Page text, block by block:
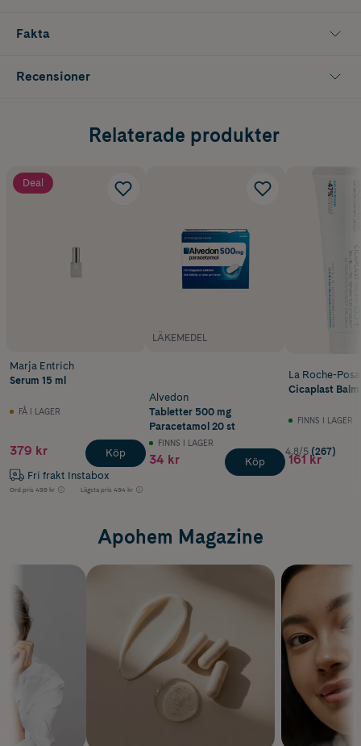
Fakta
Recensioner
Relaterade produkter
Deal
Marja Entrich
Serum 15 ml
FÅ I LAGER
379 kr
Fri frakt Instabox
Ord.pris 499 kr Lägsta pris 494 kr
Köp
LÄKEMEDEL
Alvedon
Tabletter 500 mg
Paracetamol 20 st
FINNS I LAGER
34 kr Köp
La Roche-
Cicaplast Balm
FINNS I LAGER
4.8/5 (267)
161 kr
Apohem Magazine